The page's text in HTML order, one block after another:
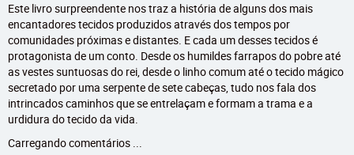
Este livro surpreendente nos traz a história de alguns dos mais
encantadores tecidos produzidos através dos tempos por
comunidades próximas e distantes. E cada um desses tecidos é
protagonista de um conto. Desde os humildes farrapos do pobre até
as vestes suntuosas do rei, desde o linho comum até o tecido mágico
secretado por uma serpente de sete cabeças, tudo nos fala dos
intrincados caminhos que se entrelaçam e formam a trama e a
urdidura do tecido da vida.
Carregando comentários ...